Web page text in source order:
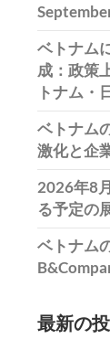
ベトナム
成：政策
トナム・
ベトナム
激化と企
2026年8
る予定の
ベトナム
最新の